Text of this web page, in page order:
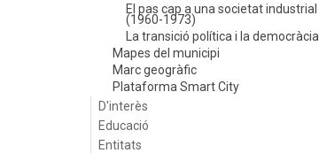
El pas cap a una societat industrial
(1960-1973)
La transició política i la democràcia
Mapes del municipi
Marc geogràfic
Plataforma Smart City
D'interès
Educació
Entitats